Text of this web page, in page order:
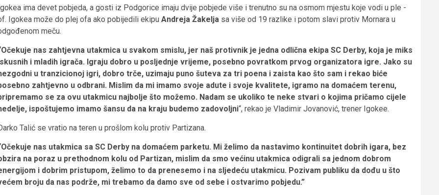
ima devet pobjeda, a gosti iz Podgorice imaju dvije pobjede više i trenutno su na osmom mjestu koje vodi u ple -
Igokea može do plej ofa ako pobijedili ekipu Andreja Žakelja sa više od 19 razlike i potom slavi protiv Mornara u
meču.
nas zahtjevna utakmica u svakom smislu, jer naš protivnik je jedna odlična ekipa SC Derby, koja je miks
i mladih igrača. Igraju dobro u posljednje vrijeme, posebno povratkom prvog organizatora igre. Jako su
u tranzicionoj igri, dobro trče, uzimaju puno šuteva za tri poena i zaista kao što sam i rekao biće
zahtjevno u odbrani. Mislim da mi imamo svoje adute i svoje kvalitete, igramo na domaćem terenu,
se za ovu utakmicu najbolje što možemo. Nadam se ukoliko te neke stvari o kojima pričamo cijele
ispoštujemo imamo šansu da na kraju budemo zadovoljni“, rekao je Vladimir Jovanović, trener Igokee.
Talić se vratio na teren u prošlom kolu protiv Partizana.
nas utakmica sa SC Derby na domaćem parketu. Mi želimo da nastavimo kontinuitet dobrih igara, bez
na poraz u prethodnom kolu od Partizan, mislim da smo većinu utakmica odigrali sa jednom dobrom
i dobrim pristupom, želimo to da prenesemo i na sljedeću utakmicu. Pozivam publiku da dođu u što
broju da nas podrže, mi trebamo da damo sve od sebe i ostvarimo pobjedu.”